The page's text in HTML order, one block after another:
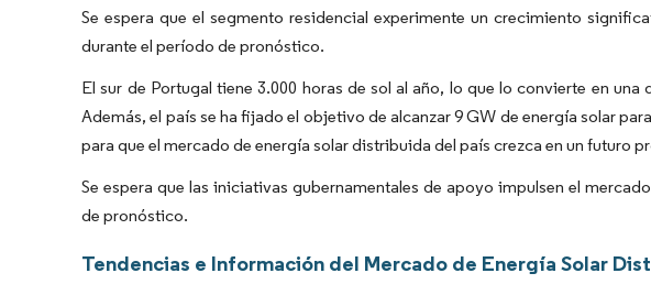
Se espera que el segmento residencial experimente un crecimiento
durante el período de pronóstico.
El sur de Portugal tiene 3.000 horas de sol al año, lo que lo convierte en
Además, el país se ha fijado el objetivo de alcanzar 9 GW de energía solar
para que el mercado de energía solar distribuida del país crezca en un futuro
Se espera que las iniciativas gubernamentales de apoyo impulsen el
de pronóstico.
Tendencias e Información del Mercado de Energía Solar